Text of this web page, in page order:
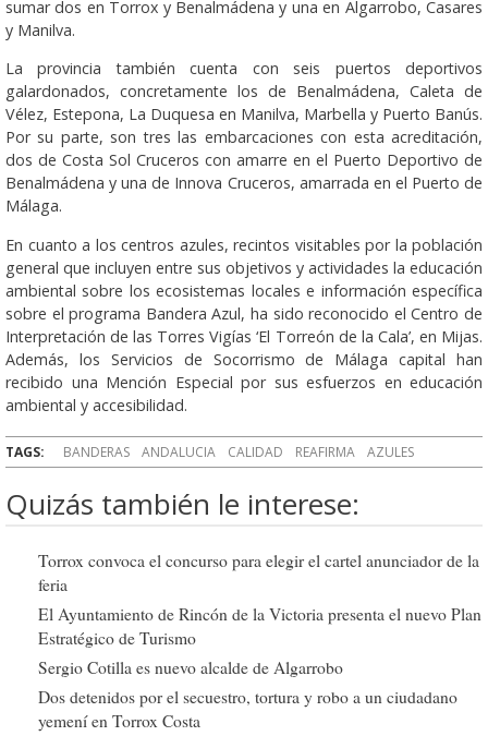
sumar dos en Torrox y Benalmádena y una en Algarrobo, Casares
y Manilva.
La provincia también cuenta con seis puertos deportivos
galardonados, concretamente los de Benalmádena, Caleta de
Vélez, Estepona, La Duquesa en Manilva, Marbella y Puerto Banús.
Por su parte, son tres las embarcaciones con esta acreditación,
dos de Costa Sol Cruceros con amarre en el Puerto Deportivo de
Benalmádena y una de Innova Cruceros, amarrada en el Puerto de
Málaga.
En cuanto a los centros azules, recintos visitables por la población
general que incluyen entre sus objetivos y actividades la educación
ambiental sobre los ecosistemas locales e información específica
sobre el programa Bandera Azul, ha sido reconocido el Centro de
Interpretación de las Torres Vigías ‘El Torreón de la Cala’, en Mijas.
Además, los Servicios de Socorrismo de Málaga capital han
recibido una Mención Especial por sus esfuerzos en educación
ambiental y accesibilidad.
TAGS: BANDERAS ANDALUCIA CALIDAD REAFIRMA AZULES
Quizás también le interese:
Torrox convoca el concurso para elegir el cartel anunciador de la
feria
El Ayuntamiento de Rincón de la Victoria presenta el nuevo Plan
Estratégico de Turismo
Sergio Cotilla es nuevo alcalde de Algarrobo
Dos detenidos por el secuestro, tortura y robo a un ciudadano
yemení en Torrox Costa